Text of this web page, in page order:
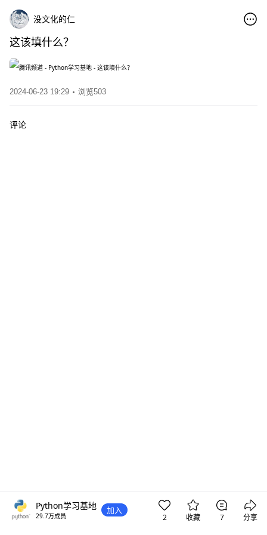
没文化的仁
这该填什么？
2024-06-23 19:29 浏览503
评论
Python学习基地
29.7万成员
加入
2 收藏 7 分享